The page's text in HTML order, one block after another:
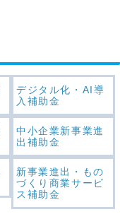
デジタル化・AI導
入補助金
中小企業新事業進
出補助金
新事業進出・もの
づくり商業サービ
ス補助金